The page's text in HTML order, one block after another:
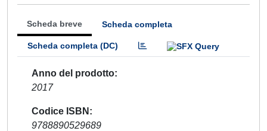
Scheda breve Scheda completa
Scheda completa (DC)
Anno del prodotto
2017
Codice ISBN
9788890529689